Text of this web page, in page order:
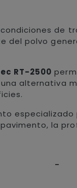
de
del polvo
RT-2500
alternativa
la